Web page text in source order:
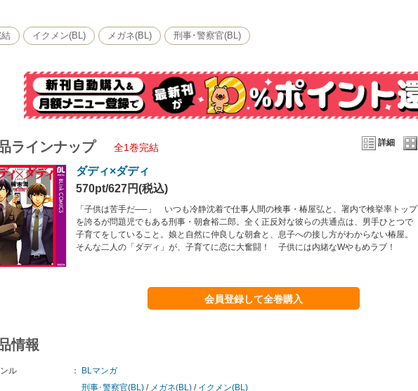
結 イクメン(BL) メガネ(BL) 刑事･警察官(BL)
詳細
ラインナップ 全1巻完結
ダディ×ダディ
570pt/627円(税込)
「子供は苦手だ──」 いつも冷静沈着で仕事人間の検事・椿屋弘と、署内で検挙率トップ
を誇るが問題児でもある刑事・朝倉裕二郎。全く正反対な彼らの共通点は、男手ひとつで
子育てをしていること。娘と自然に仲良しな朝倉と、息子への接し方がわからない椿屋。
そんな二人の「ダディ」が、子育てに恋に大奮闘！ 子供には内緒なWやもめラブ！
会員登録して全巻購入
情報
ル ：
BLマンガ
刑事･警察官(BL) / メガネ(BL) / イクメン(BL)